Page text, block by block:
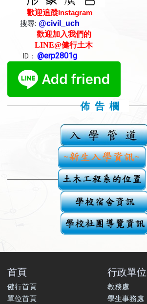
歡迎追蹤Instagram
搜尋: @civil_uch
歡迎加入我們的
LINE@健行土木
ID： @erp2801g
佈 告 欄
首頁
健行首頁
單位首頁
行政單位
教務處
學生事務處